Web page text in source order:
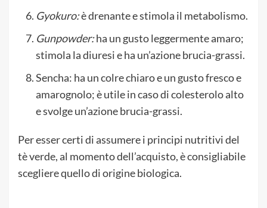
Gyokuro:è drenante e stimola il metabolismo.
Gunpowder:ha un gusto leggermente amaro;
stimola la diuresi e ha un’azione brucia-grassi.
Sencha: ha un colre chiaro e un gusto fresco e
amarognolo; è utile in caso di colesterolo alto
e svolge un’azione brucia-grassi.
Per esser certi di assumere i principi nutritivi del
tè verde, al momento dell’acquisto, è consigliabile
scegliere quello di origine biologica.